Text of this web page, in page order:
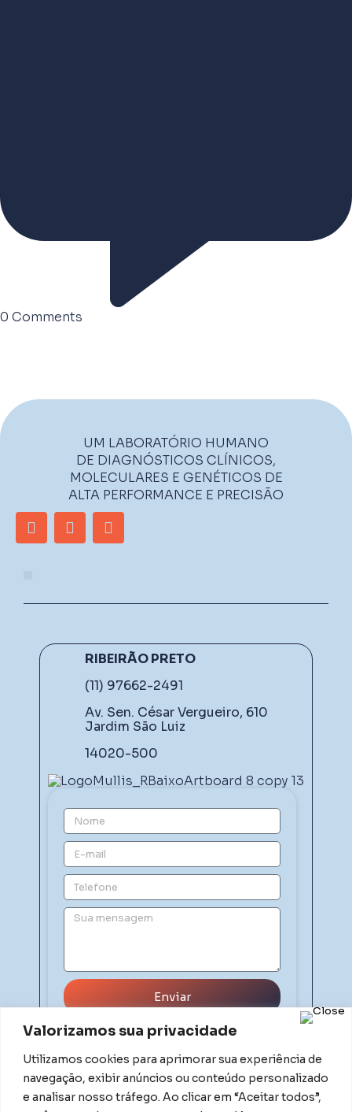
Valorizamos sua privacidade
Utilizamos cookies para aprimorar sua experiência de
navegação, exibir anúncios ou conteúdo personalizado
e analisar nosso tráfego. Ao clicar em “Aceitar todos”,
0 Comments
UM LABORATÓRIO HUMANO
DE DIAGNÓSTICOS CLÍNICOS,
MOLECULARES E GENÉTICOS DE
ALTA PERFORMANCE E PRECISÃO
RIBEIRÃO PRETO
(11) 97662-2491
Av. Sen. César Vergueiro, 610
Jardim São Luiz
14020-500
Enviar